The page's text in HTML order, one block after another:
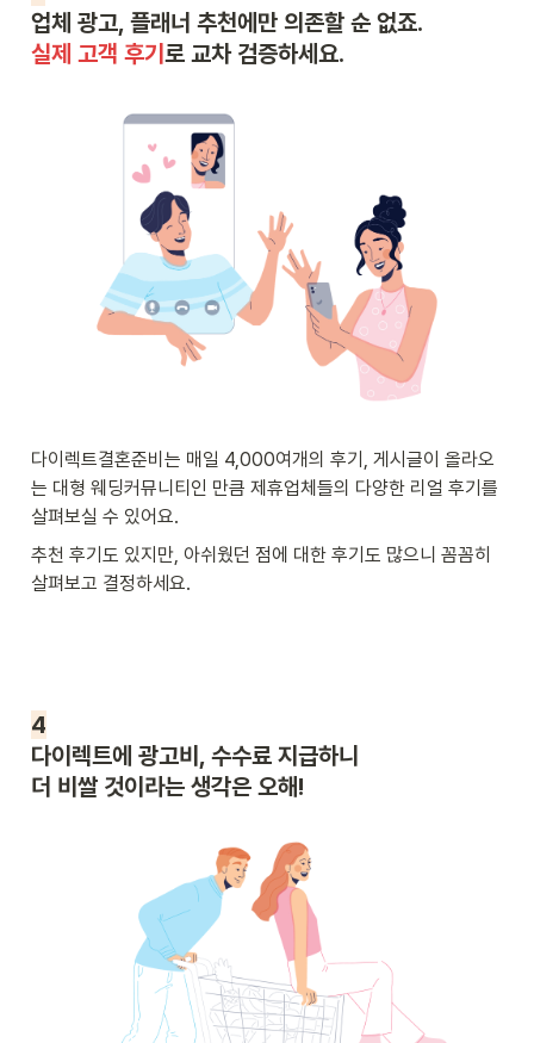
실제 고객 후기 로 교차 검증하세요.
다이렉트결혼준비는 매일 4,000여개의 후기, 게시글이 올라오
는 대형 웨딩커뮤니티인 만큼 제휴업체들의 다양한 리얼 후기를
살펴보실 수 있어요.
추천 후기도 있지만, 아쉬웠던 점에 대한 후기도 많으니 꼼꼼히
살펴보고 결정하세요.
다이렉트에 광고비, 수수료 지급하니
더 비쌀 것이라는 생각은 오해!